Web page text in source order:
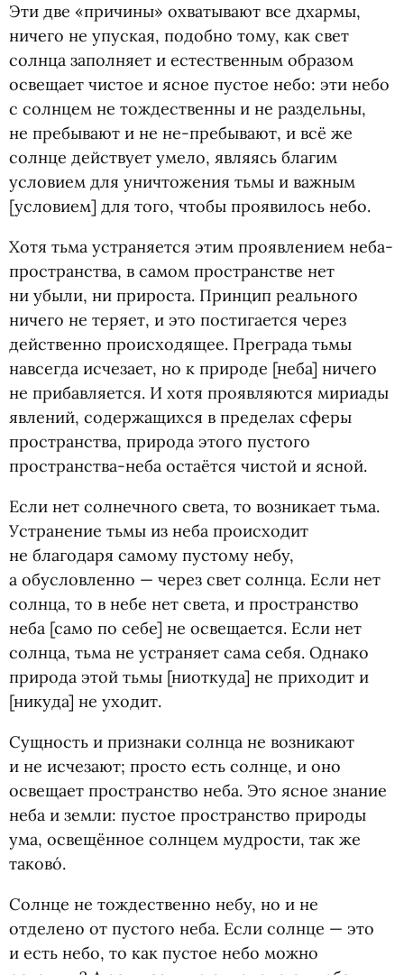
Эти две «причины» охватывают все дхармы,
ничего не упуская, подобно тому, как свет
солнца заполняет и естественным образом
освещает чистое и ясное пустое небо: эти небо
с солнцем не тождественны и не раздельны,
не пребывают и не не-пребывают, и всё же
солнце действует умело, являясь благим
условием для уничтожения тьмы и важным
[условием] для того, чтобы проявилось небо.
Хотя тьма устраняется этим проявлением неба-
пространства, в самом пространстве нет
ни убыли, ни прироста. Принцип реального
ничего не теряет, и это постигается через
действенно происходящее. Преграда тьмы
навсегда исчезает, но к природе [неба] ничего
не прибавляется. И хотя проявляются мириады
явлений, содержащихся в пределах сферы
пространства, природа этого пустого
пространства-неба остаётся чистой и ясной.
Если нет солнечного света, то возникает тьма.
Устранение тьмы из неба происходит
не благодаря самому пустому небу,
а обусловленно — через свет солнца. Если нет
солнца, то в небе нет света, и пространство
неба [само по себе] не освещается. Если нет
солнца, тьма не устраняет сама себя. Однако
природа этой тьмы [ниоткуда] не приходит и
[никуда] не уходит.
Сущность и признаки солнца не возникают
и не исчезают; просто есть солнце, и оно
освещает пространство неба. Это ясное знание
неба и земли: пустое пространство природы
ума, освещённое солнцем мудрости, так же
таково́.
Солнце не тождественно небу, но и не
отделено от пустого неба. Если солнце — это
и есть небо, то как пустое небо можно